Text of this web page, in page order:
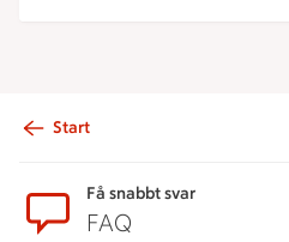
Start
Få snabbt svar
FAQ